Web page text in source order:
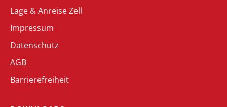
Lage & Anreise Zell
Impressum
Datenschutz
AGB
Barrierefreiheit